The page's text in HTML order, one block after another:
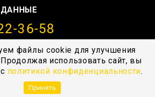
файлы cookie для улучшения
использовать сайт, вы
политикой конфиденциальности.
Принять
36-58
г. Хабаровск,
южный 1